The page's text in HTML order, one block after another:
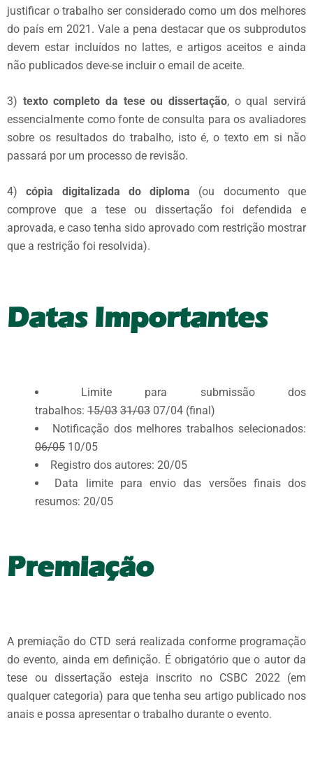
justificar o trabalho ser considerado como um dos melhores
do país em 2021. Vale a pena destacar que os subprodutos
devem estar incluídos no lattes, e artigos aceitos e ainda
não publicados deve-se incluir o email de aceite.
3) texto completo da tese ou dissertação, o qual servirá
essencialmente como fonte de consulta para os avaliadores
sobre os resultados do trabalho, isto é, o texto em si não
passará por um processo de revisão.
4)cópia digitalizada do diploma (ou documento que
comprove que a tese ou dissertação foi defendida e
aprovada, e caso tenha sido aprovado com restrição mostrar
que a restrição foi resolvida).
Datas Importantes
Limite para submissão dos
trabalhos: 15/03 31/03 07/04 (final)
Notificação dos melhores trabalhos selecionados:
06/05 10/05
Registro dos autores: 20/05
Data limite para envio das versões finais dos
resumos: 20/05
Premiação
A premiação do CTD será realizada conforme programação
do evento, ainda em definição. É obrigatório que o autor da
tese ou dissertação esteja inscrito no CSBC 2022 (em
qualquer categoria) para que tenha seu artigo publicado nos
anais e possa apresentar o trabalho durante o evento.